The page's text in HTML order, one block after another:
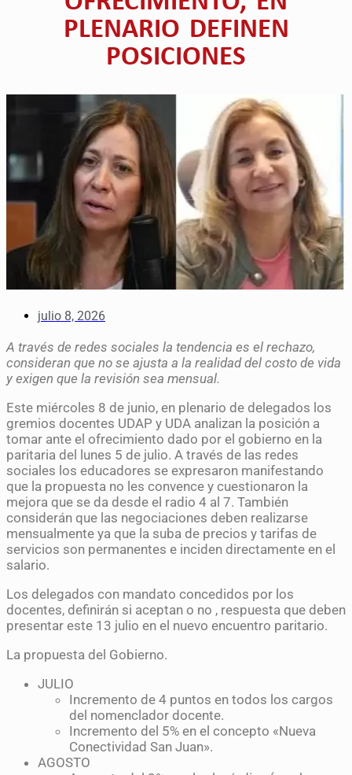
PLENARIO DEFINEN
POSICIONES
julio 8, 2026
A través de redes sociales la tendencia es el rechazo,
consideran que no se ajusta a la realidad del costo de vida
y exigen que la revisión sea mensual.
Este miércoles 8 de junio, en plenario de delegados los
gremios docentes UDAP y UDA analizan la posición a
tomar ante el ofrecimiento dado por el gobierno en la
paritaria del lunes 5 de julio. A través de las redes
sociales los educadores se expresaron manifestando
que la propuesta no les convence y cuestionaron la
mejora que se da desde el radio 4 al 7. También
considerán que las negociaciones deben realizarse
mensualmente ya que la suba de precios y tarifas de
servicios son permanentes e inciden directamente en el
salario.
Los delegados con mandato concedidos por los
docentes, definirán si aceptan o no , respuesta que deben
presentar este 13 julio en el nuevo encuentro paritario.
La propuesta del Gobierno.
JULIO
Incremento de 4 puntos en todos los cargos
del nomenclador docente.
Incremento del 5% en el concepto «Nueva
Conectividad San Juan».
AGOSTO